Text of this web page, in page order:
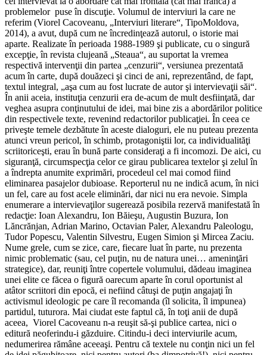
problemelor puse în discuţie. Volumul de interviuri la care ne
referim (Viorel Cacoveanu, „Interviuri literare“, TipoMoldova,
2014), a avut, după cum ne încredinţează autorul, o istorie mai
aparte. Realizate în perioada 1988-1989 şi publicate, cu o singură
excepţie, în revista clujeană „Steaua“, au suportat la vremea
respectivă intervenţii din partea „cenzurii“, versiunea prezentată
acum în carte, după douăzeci şi cinci de ani, reprezentând, de fapt,
textul integral, „aşa cum au fost lucrate de autor şi intervievaţii săi“.
În anii aceia, instituţia cenzurii era de-acum de mult desfiinţată, dar
veghea asupra conţinutului de idei, mai bine zis a abordărilor politice
din respectivele texte, revenind redactorilor publicaţiei. În ceea ce
priveşte temele dezbătute în aceste dialoguri, ele nu puteau prezenta
atunci vreun pericol, în schimb, protagoniştii lor, ca individualităţi
scriitoriceşti, erau în bună parte consideraţi a fi incomozi. De aici, cu
siguranţă, circumspecţia celor ce girau publicarea textelor şi zelul în
a îndrepta anumite exprimări, procedeul cel mai comod fiind
eliminarea pasajelor dubioase. Reporterul nu ne indică acum, în nici
un fel, care au fost acele eliminări, dar nici nu era nevoie. Simpla
enumerare a intervievaţilor sugerează posibila rezervă manifestată în
redacţie: Ioan Alexandru, Ion Băieşu, Augustin Buzura, Ion
Lăncrănjan, Adrian Marino, Octavian Paler, Alexandru Paleologu,
Tudor Popescu, Valentin Silvestru, Eugen Simion şi Mircea Zaciu.
Nume grele, cum se zice, care, fiecare luat în parte, nu prezenta
nimic problematic (sau, cel puţin, nu de natura unei… ameninţări
strategice), dar, reuniţi între copertele volumului, dădeau imaginea
unei elite ce făcea o figură oarecum aparte în corul oportunist al
atâtor scriitori din epocă, ei nefiind câtuşi de puţin angajaţi în
activismul ideologic pe care îl recomanda (îl solicita, îl impunea)
partidul, tuturora. Mai ciudat este faptul că, în toţi anii de după
aceea, Viorel Cacoveanu n-a reuşit să-şi publice cartea, nici o
editură neoferindu-i găzduire. Citindu-i deci interviurile acum,
nedumerirea rămâne aceeaşi. Pentru că textele nu conţin nici un fel